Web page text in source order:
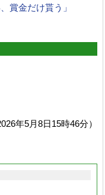
賞金だけ貰う」
年5月8日15時46分）